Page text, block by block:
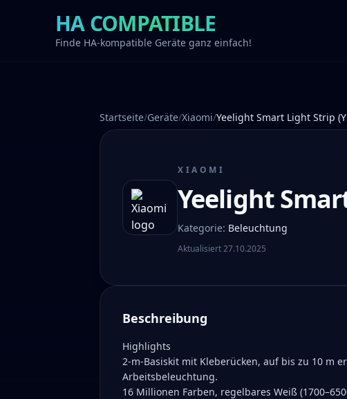
HA COMPATIBLE
Finde HA-kompatible Geräte ganz einfach!
Startseite/Geräte/Xiaomi/Yeelight Smart Light Strip
XIAOMI
Yeelight
Kategorie: Beleuchtung
Aktualisiert27.10.2025
Beschreibung
Highlights
2-m-Basiskit mit Kleberücken, auf bis zu 10 m
Arbeitsbeleuchtung.
16 Millionen Farben, regelbares Weiß